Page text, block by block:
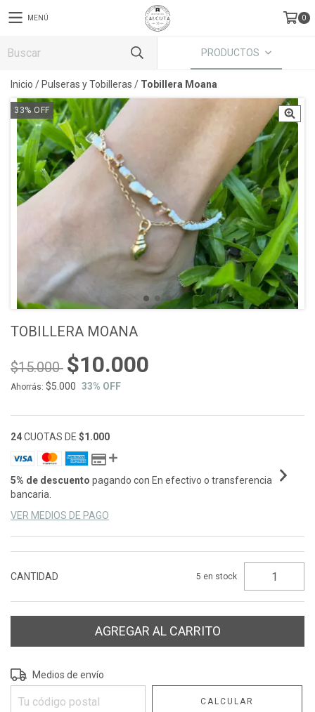
MENÚ 0
PRODUCTOS
Inicio / Pulseras y Tobilleras / Tobillera Moana
33% OFF
TOBILLERA MOANA
$15.000 $10.000
Ahorrás: $5.000 33% OFF
24CUOTAS DE $1.000
5% de descuento pagando con En efectivo o transferencia
bancaria.
VER MEDIOS DE PAGO
CANTIDAD 5 en stock
Entregas para el CP:
Medios de envío
CALCULAR